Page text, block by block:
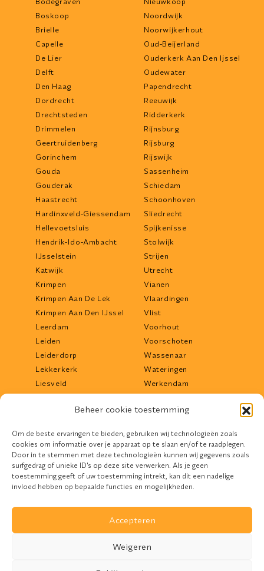
Beheer cookie toestemming
Om de beste ervaringen te bieden, gebruiken wij technologieën zoals
cookies om informatie over je apparaat op te slaan en/of te raadplegen.
Door in te stemmen met deze technologieën kunnen wij gegevens zoals
surfgedrag of unieke ID's op deze site verwerken. Als je geen
toestemming geeft of uw toestemming intrekt, kan dit een nadelige
invloed hebben op bepaalde functies en mogelijkheden.
Accepteren
Weigeren
Boskoop
Brielle
Capelle
De Lier
Delft
Den Haag
Dordrecht
Drechtsteden
Drimmelen
Geertruidenberg
Gorinchem
Gouda
Gouderak
Haastrecht
Hardinxveld-Giessendam
Hellevoetsluis
Hendrik-Ido-Ambacht
IJsselstein
Katwijk
Krimpen
Krimpen Aan De Lek
Krimpen Aan Den IJssel
Leerdam
Leiden
Leiderdorp
Lekkerkerk
Liesveld
Middelharnis
Mijdrecht
Noordwijk
Noorwijkerhout
Oud-Beijerland
Ouderkerk Aan Den Ijssel
Oudewater
Papendrecht
Reeuwijk
Ridderkerk
Rijnsburg
Rijsburg
Rijswijk
Sassenheim
Schiedam
Schoonhoven
Sliedrecht
Spijkenisse
Stolwijk
Strijen
Utrecht
Vianen
Vlaardingen
Vlist
Voorhout
Voorschoten
Wassenaar
Wateringen
Werkendam
Woudrichem
Zwijndrecht